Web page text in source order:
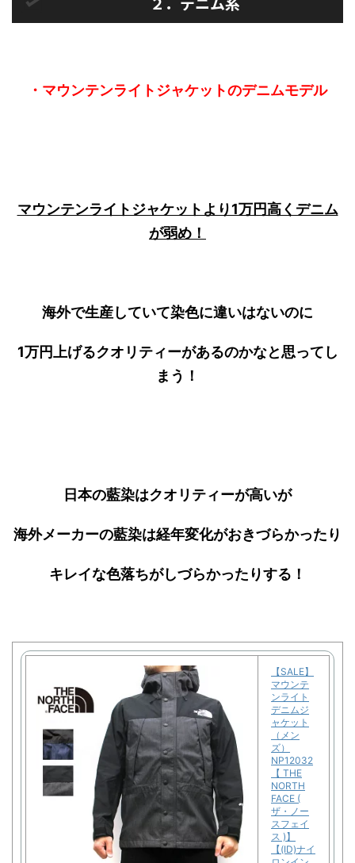
・マウンテンライトジャケットのデニムモデル
マウンテンライトジャケットより1万円高くデニム
が弱め！
海外で生産していて染色に違いはないのに
1万円上げるクオリティーがあるのかなと思ってし
まう！
日本の藍染はクオリティーが高いが
海外メーカーの藍染は経年変化がおきづらかったり
キレイな色落ちがしづらかったりする！
【SALE】
マウンテ
ンライト
デニムジ
ャケット
（メン
ズ）
NP12032
【 THE
NORTH
FACE (
ザ・ノー
スフェイ
ス )】
【(ID)ナイ